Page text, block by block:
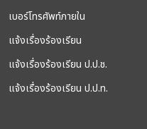
เบอร์โทรศัพท์ภายใน
แจ้งเรื่องร้องเรียน
แจ้งเรื่องร้องเรียน ป.ป.ช.
แจ้งเรื่องร้องเรียน ป.ป.ท.